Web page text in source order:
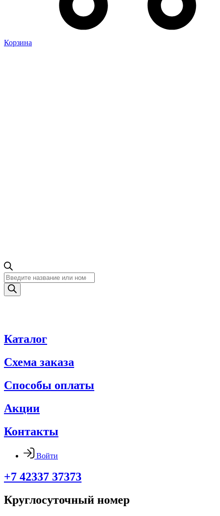
Корзина
Поиск
товаров
Каталог
Схема заказа
Способы оплаты
Акции
Контакты
Войти
+7 42337 37373
Круглосуточный номер